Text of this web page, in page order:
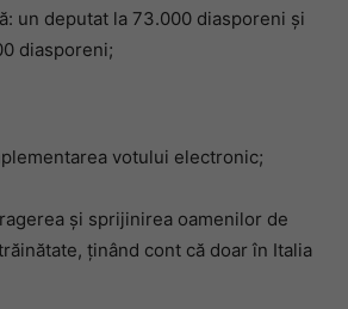
un deputat la 73.000 diasporeni şi
diasporeni;
votului electronic;
şi sprijinirea oamenilor de
ţinând cont că doar în Italia